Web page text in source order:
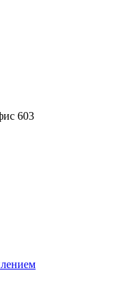
603